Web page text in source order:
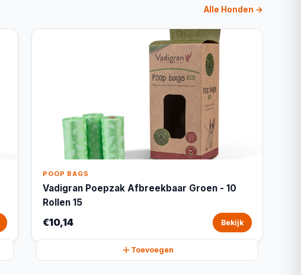
Alle Honden →
POOP BAGS
Vadigran Poepzak Afbreekbaar Groen - 10
Rollen 15
€10,14 Bekijk
Toevoegen